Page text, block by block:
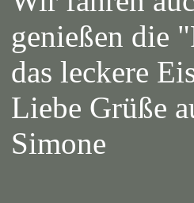
genießen die
das leckere
Liebe Grüße
Simone